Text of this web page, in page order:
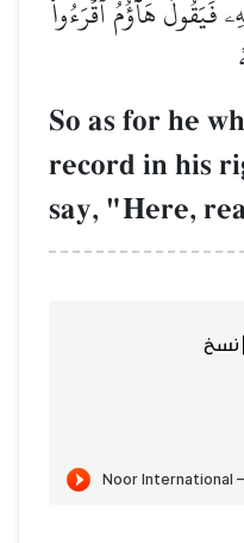
فَيَقُولُ هَآؤُمُ ٱقۡرَءُواْ
So as for he
record in his
say, "Here,